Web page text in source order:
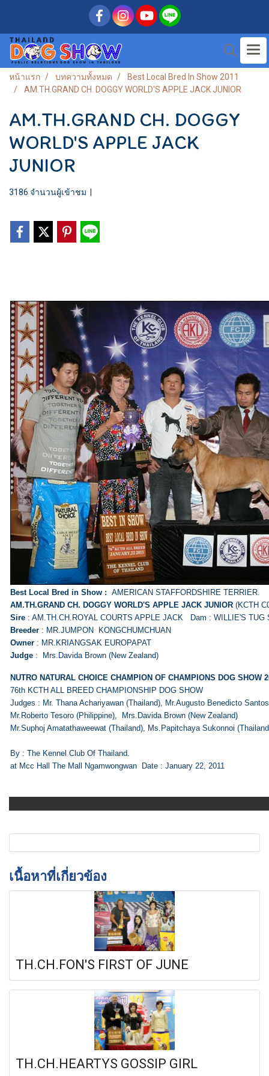
หน้าแรก บทความทั้งหมด
Best Local Bred In Show 2011
AM.TH.GRAND CH. DOGGY WORLD'S APPLE JACK JUNIOR
AM.TH.GRAND CH. DOGGY
WORLD'S APPLE JACK
JUNIOR
3186 จำนวนผู้เข้าชม
Best Local Bred in Show : AMERICAN STAFFORDSHIRE TERRIER.
AM.TH.GRAND CH. DOGGY WORLD'S APPLE JACK JUNIOR (KCTH
Sire : AM.TH.CH.ROYAL COURTS APPLE JACK Dam : WILLIE'S TUG
Breeder : MR.JUMPON KONGCHUMCHUAN
Owner : MR.KRIANGSAK EUROPAPAT
Judge : Mrs.Davida Brown (New Zealand)
NUTRO NATURAL CHOICE CHAMPION OF CHAMPIONS DOG SHOW
76th KCTH ALL BREED CHAMPIONSHIP DOG SHOW
Judges : Mr. Thana Achariyawan (Thailand), Mr.Augusto Benedicto
Mr.Roberto Tesoro (Philippine), Mrs.Davida Brown (New Zealand)
Mr.Suphoj Amatathaweewat (Thailand), Ms.Papitchaya Sukonnoi
By : The Kennel Club Of Thailand.
at Mcc Hall The Mall Ngamwongwan Date : January 22, 2011
เนื้อหาที่เกี่ยวข้อง
TH.CH.FON'S FIRST OF JUNE
TH.CH.HEARTYS GOSSIP GIRL